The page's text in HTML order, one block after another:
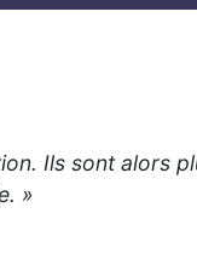
Ils sont alors
»